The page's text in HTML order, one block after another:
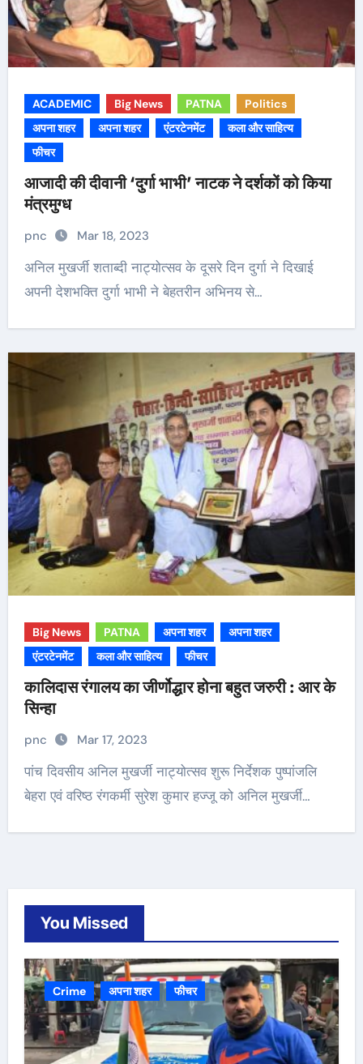
ACADEMIC Big News PATNA
Politics
अपना शहर
अपना शहर एंटरटेनमेंट
कला और साहित्य
फीचर
आजादी की दीवानी ‘दुर्गा भाभी’ नाटक ने दर्शकों को किया
मंत्रमुग्ध
pnc Mar 18, 2023
अनिल मुखर्जी शताब्दी नाट्योत्सव के दूसरे दिन दुर्गा ने दिखाई
अपनी देशभक्ति दुर्गा भाभी ने बेहतरीन अभिनय से…
Big News PATNA अपना शहर
अपना शहर
एंटरटेनमेंट
कला और साहित्य फीचर
कालिदास रंगालय का जीर्णोद्धार होना बहुत जरुरी : आर के
सिन्हा
pnc Mar 17, 2023
पांच दिवसीय अनिल मुखर्जी नाट्योत्सव शुरू निर्देशक पुष्पांजलि
बेहरा एवं वरिष्ठ रंगकर्मी सुरेश कुमार हज्जू को अनिल मुखर्जी…
You Missed
Crime अपना शहर फीचर